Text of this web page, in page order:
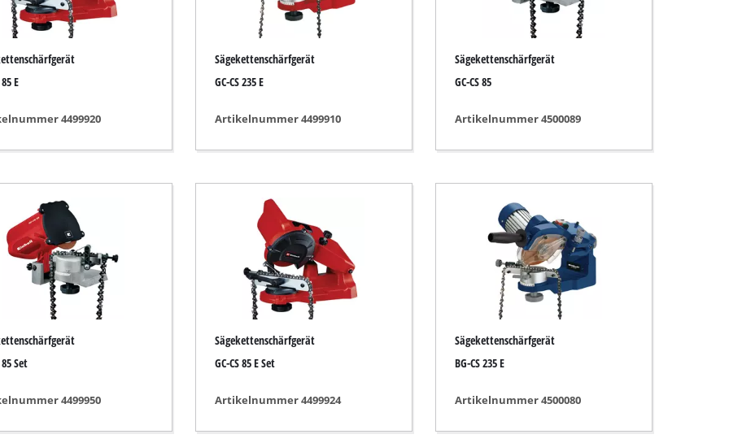
Akku-Kettensägen
Benzin-Kettensägen
Elektro-Kettensägen
Astsägen
Hochdruckreiniger
Häcksler
Oberflächenbürsten
Fugenreiniger
Laubsauger
E
4499920
Sägekettenschärfgerät
GC-CS 235 E
Artikelnummer 4499910
Sägekettenschärfgerät
GC-CS 85
Artikelnummer 4500089
85 Set
4499950
Sägekettenschärfgerät
GC-CS 85 E Set
Artikelnummer 4499924
Sägekettenschärfgerät
BG-CS 235 E
Artikelnummer 4500080